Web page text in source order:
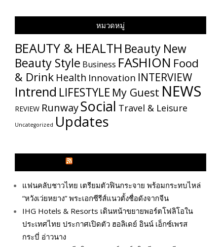
หมวดหมู่
BEAUTY & HEALTH Beauty New
Beauty Style Business FASHION Food
& Drink Health Innovation INTERVIEW
Intrend LIFESTYLE My​ Guest NEWS
REVIEW RunwaySocial Travel & Leisure
Uncategorized Updates
แฟนคลับชาวไทย เตรียมตัวฟินกระจาย พร้อมกระทบไหล่
“หวังเว่ยหยาง” พระเอกซีรีส์แนวตั้งชื่อดังจากจีน
IHG Hotels & Resorts เดินหน้าขยายพอร์ตโฟลิโอใน
ประเทศไทย ประกาศเปิดตัว ฮอลิเดย์ อินน์ เอ็กซ์เพรส
กระบี่ อ่าวนาง